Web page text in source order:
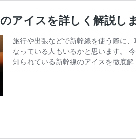
アイスを詳しく解説し
旅行や出張などで新幹線を使う際に
なっている人もいるかと思います。
知られている新幹線のアイスを徹底